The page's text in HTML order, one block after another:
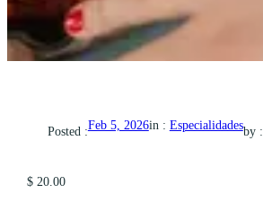
Posted :Feb 5, 2026in : Especialidadesby :
$ 20.00